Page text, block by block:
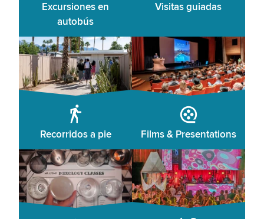
Excursiones en
autobús
Visitas guiadas
Recorridos a pie Films & Presentations